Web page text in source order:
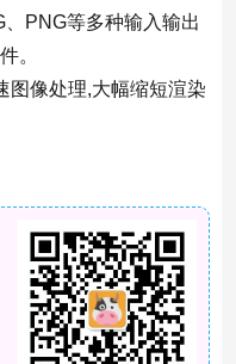
PNG等多种输入输出
。
图像处理,大幅缩短渲染